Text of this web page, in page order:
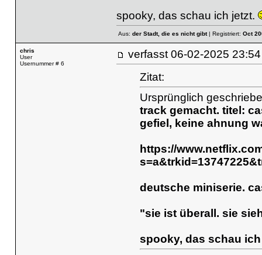
spooky, das schau ich jetzt.
Aus: der Stadt, die es nicht gibt| Registriert: Oct
chris
User
Usernummer # 6
verfasst 06-02-2025
Zitat:
Ursprünglich
track gemacht. titel:
gefiel, keine ahnung
https://
deutsche miniserie.
"sie ist überall. sie
spooky, das schau